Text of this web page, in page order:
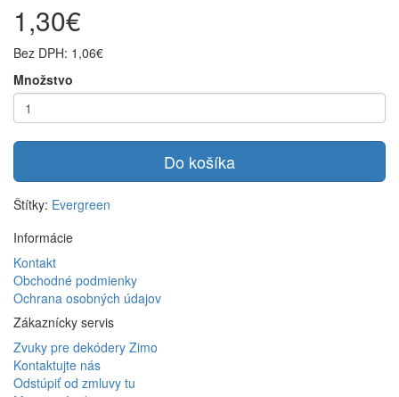
1,30€
Bez DPH: 1,06€
Množstvo
Do košíka
Štítky: Evergreen
Informácie
Kontakt
Obchodné podmienky
Ochrana osobných údajov
Zákaznícky servis
Zvuky pre dekódery Zimo
Kontaktujte nás
Odstúpiť od zmluvy tu